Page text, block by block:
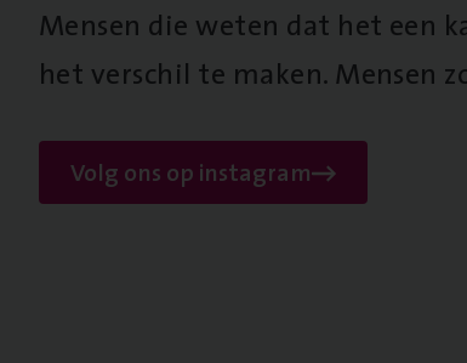
Mensen die weten dat het een
het verschil te maken. Mensen
Volg ons op instagram